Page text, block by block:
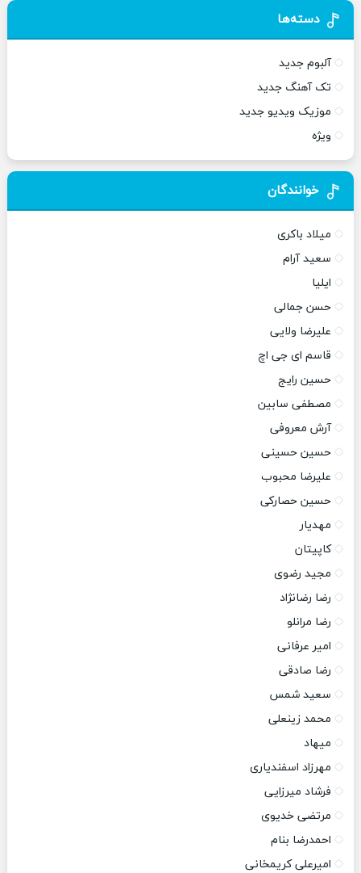
دسته‌ها
آلبوم جدید
تک آهنگ جدید
موزیک ویدیو جدید
ویژه
خوانندگان
میلاد باکری
سعید آرام
ایلیا
حسن جمالی
علیرضا ولایی
قاسم ای جی اچ
حسین رایج
مصطفی سابین
آرش معروفی
حسین حسینی
علیرضا محبوب
حسین حصارکی
مهدیار
کاپیتان
مجید رضوی
رضا رضانژاد
رضا مرانلو
امیر عرفانی
رضا صادقی
سعید شمس
محمد زینعلی
میهاد
مهرزاد اسفندیاری
فرشاد میرزایی
مرتضی خدیوی
احمدرضا بنام
امیرعلی کریمخانی